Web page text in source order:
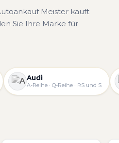
Meister kauft
Sie Ihre Marke für
Audi
A-Reihe · Q-Reihe · RS und S